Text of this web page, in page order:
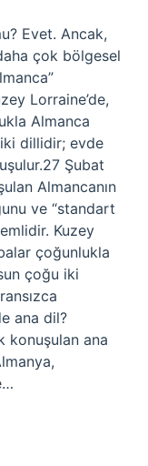
Evet. Ancak,
çok bölgesel
Lorraine’de,
Almanca
dillidir; evde
Şubat
Almancanın
ve “standart
Kuzey
çoğunlukla
çoğu iki
ana dil?
konuşulan ana